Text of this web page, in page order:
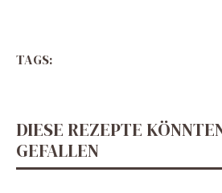
TAGS:
DIESE REZEPTE
GEFALLEN